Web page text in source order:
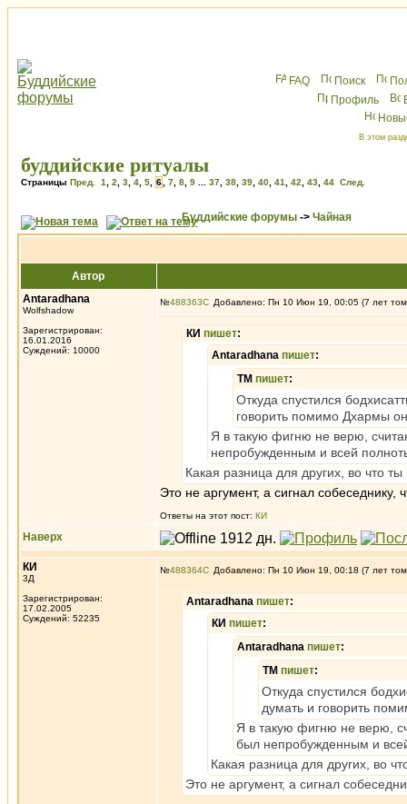
FAQ Поиск
Профиль
В этом
буддийские ритуалы
Страницы Пред. 1 2 3 4 5 6 7 8 9 37 38 39 40 41 42 43 44 След.
Буддийские форумы -> Чайная
Автор
Antaradhana
Wolfshadow
Зарегистрирован:
16.01.2016
Суждений: 10000
№488363 Добавлено: Пн 10 Июн 19, 00:05 (7 лет
КИ пишет:
Antaradhana пишет:
ТМ пишет:
Откуда спустился
говорить помимо Дхармы
Я в такую фигню не верю,
непробужденным и всей
Какая разница для других, во что
Это не аргумент, а сигнал
Ответы на этот пост: КИ
Наверх
КИ
3Д
Зарегистрирован:
17.02.2005
Суждений: 52235
№488364 Добавлено: Пн 10 Июн 19, 00:18 (7 лет
Antaradhana пишет:
КИ пишет:
Antaradhana пишет:
ТМ пишет:
Откуда спустился
думать и говорить
Я в такую фигню не верю,
был непробужденным и
Какая разница для других, во
Это не аргумент, а сигнал